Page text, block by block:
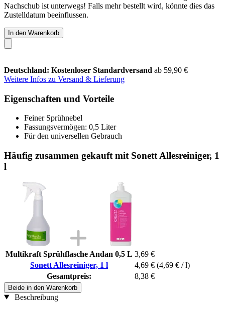
Nachschub ist unterwegs! Falls mehr bestellt wird, könnte dies das
Zustelldatum beeinflussen.
In den Warenkorb
Deutschland: Kostenloser Standardversand ab 59,90 €
Weitere Infos zu Versand & Lieferung
Eigenschaften und Vorteile
Feiner Sprühnebel
Fassungsvermögen: 0,5 Liter
Für den universellen Gebrauch
Häufig zusammen gekauft mit Sonett Allesreiniger, 1
l
Multikraft Sprühflasche Andan 0,5 L 3,69 €
Sonett Allesreiniger, 1 l
4,69 € (4,69 € / l)
Gesamtpreis:
8,38 €
Beide in den Warenkorb
Beschreibung